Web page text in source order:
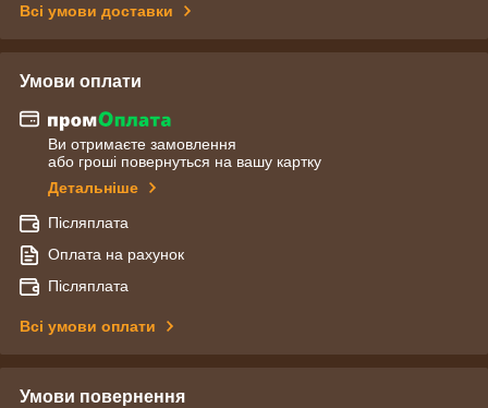
Всі умови доставки
Умови оплати
Ви отримаєте замовлення
або гроші повернуться на вашу картку
Детальніше
Післяплата
Оплата на рахунок
Післяплата
Всі умови оплати
Умови повернення